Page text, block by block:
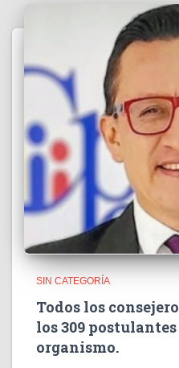
SIN CATEGORÍA
Todos los
los 309
organismo.